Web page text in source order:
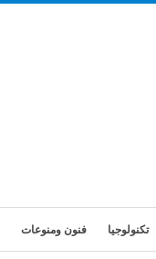
تكنولوجيا فنون ومنوعات